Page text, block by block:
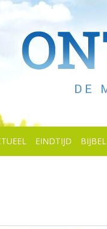
EINDTIJD BIJBEL